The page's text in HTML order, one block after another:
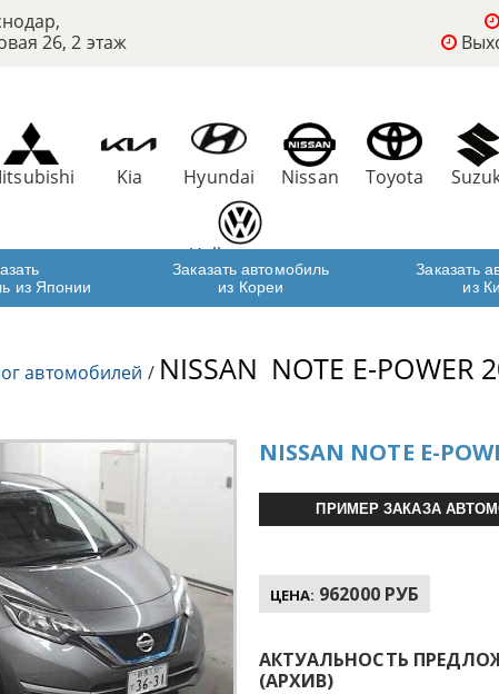
26, 2 этаж
Kia Hyundai Nissan Toyota
Volkswagen
из Японии
Заказать автомобиль
из Кореи
Заказать
из
автомобилей / NISSAN NOTE E-POWER
NISSAN NOTE E-
ПРИМЕР ЗАКАЗА
ЦЕНА: 962000 РУБ
АКТУАЛЬНОСТЬ
(АРХИВ)